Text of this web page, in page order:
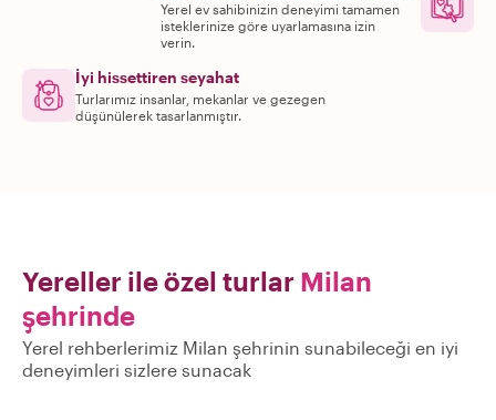
Yerel ev sahibinizin deneyimi tamamen
isteklerinize göre uyarlamasına izin
verin.
İyi hissettiren seyahat
Turlarımız insanlar, mekanlar ve gezegen
düşünülerek tasarlanmıştır.
Yereller ile özel turlar Milan
şehrinde
Yerel rehberlerimiz Milan şehrinin sunabileceği en iyi
deneyimleri sizlere sunacak